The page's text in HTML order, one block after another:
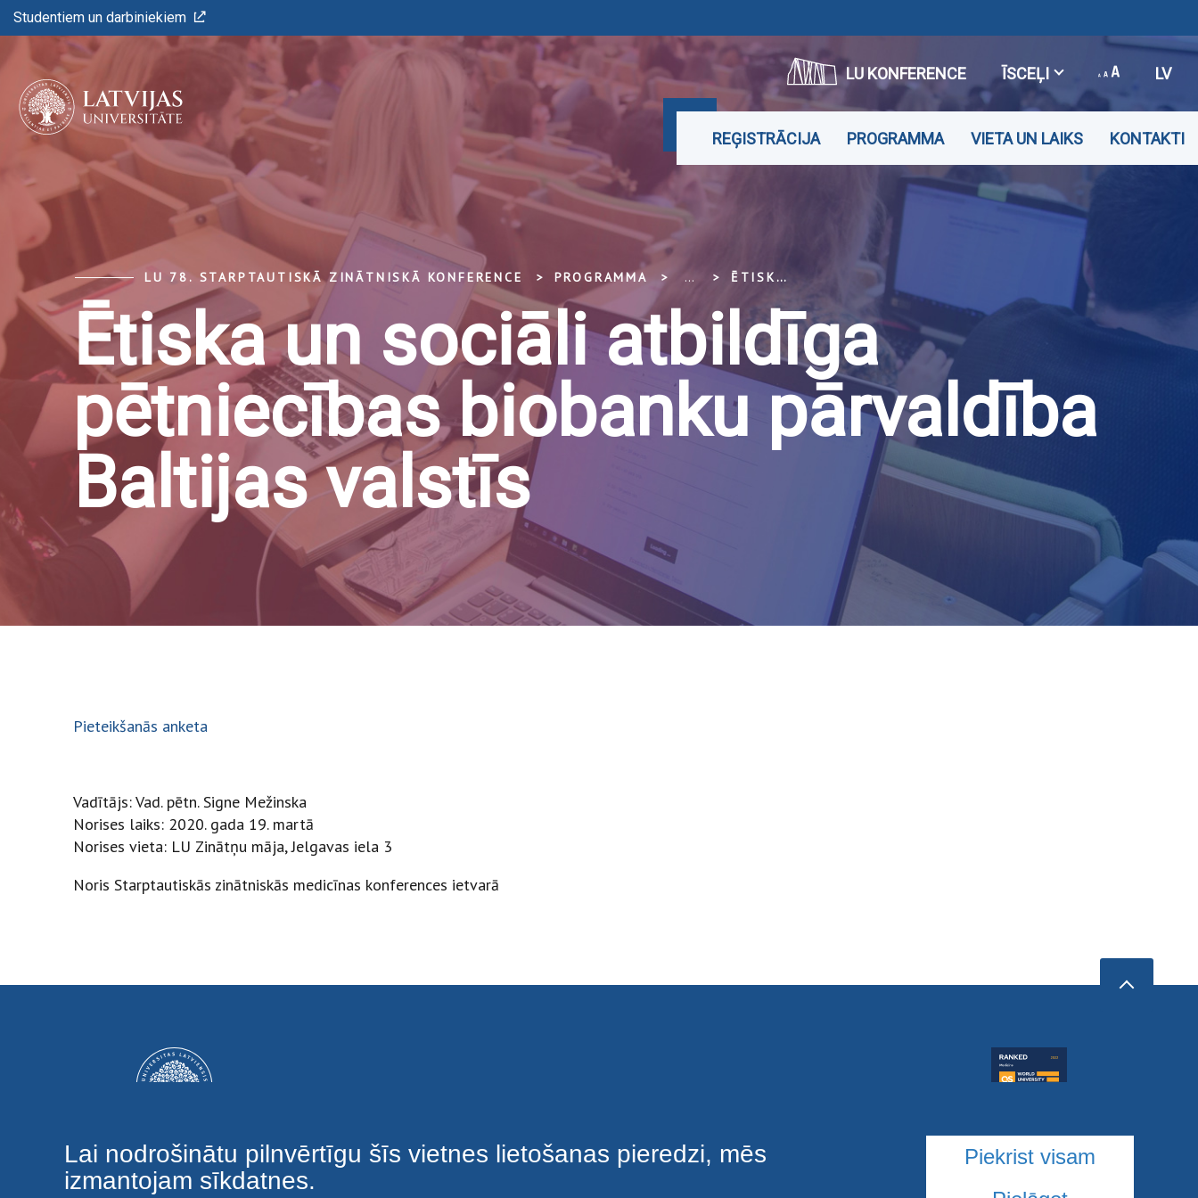
Studentiem un darbiniekiem
LU KONFERENCE ĪSCEĻI LV
REĢISTRĀCIJA PROGRAMMA VIETA UN LAIKS KONTAKTI
LU 78. STARPTAUTISKĀ ZINĀTNISKĀ KONFERENCE PROGRAMMA ... ĒTISKA UN SOCIĀLI ATBILDĪGA PĒTNIECĪBAS BIOBANKU PĀRVALDĪBA BALTIJAS VALSTĪS
Ētiska un sociāli atbildīga
pētniecības biobanku pārvaldība
Baltijas valstīs
Pieteikšanās anketa
Vadītājs: Vad. pētn. Signe Mežinska
Norises laiks: 2020. gada 19. martā
Norises vieta: LU Zinātņu māja, Jelgavas iela 3
Noris Starptautiskās zinātniskās medicīnas konferences ietvarā
Lai nodrošinātu pilnvērtīgu šīs vietnes lietošanas pieredzi, mēs
izmantojam sīkdatnes.
Piekrist visam